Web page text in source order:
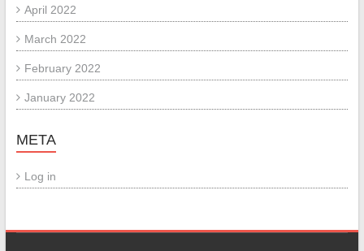
April 2022
March 2022
February 2022
January 2022
META
Log in